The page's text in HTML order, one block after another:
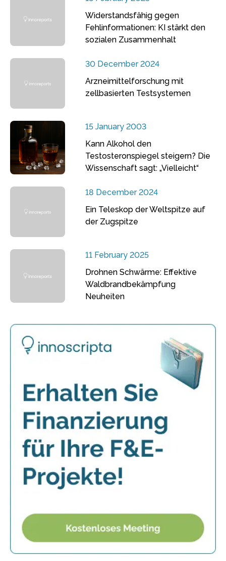
Widerstandsfähig gegen
Fehlinformationen: KI stärkt den
sozialen Zusammenhalt
30 December 2024
Arzneimittelforschung mit
zellbasierten Testsystemen
15 January 2003
Kann Alkohol den
Testosteronspiegel steigern? Die
Wissenschaft sagt: „Vielleicht“
18 December 2024
Ein Teleskop der Weltspitze auf
der Zugspitze
11 February 2025
Drohnen Schwärme: Effektive
Waldbrandbekämpfung
Neuheiten